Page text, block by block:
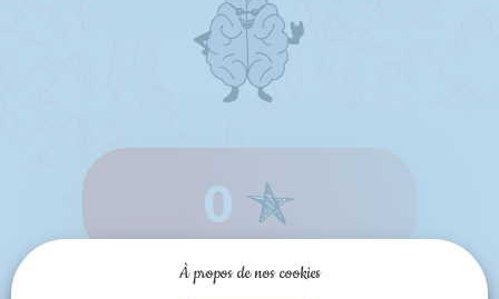
0
À propos de nos cookies